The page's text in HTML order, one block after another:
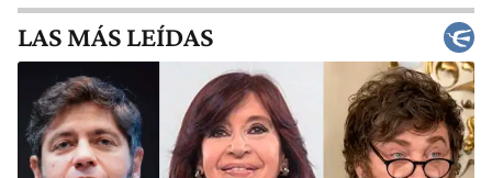
LAS MÁS LEÍDAS